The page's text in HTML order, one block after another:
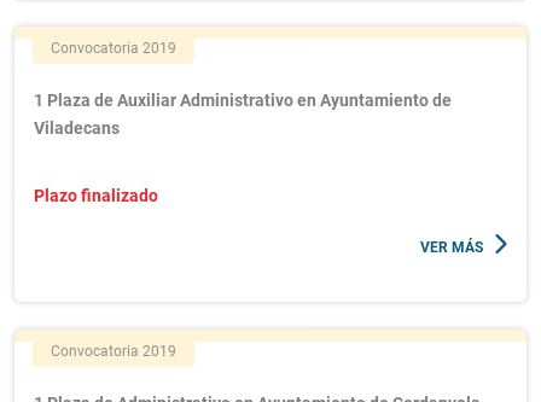
Convocatoria 2019
1 Plaza de Auxiliar Administrativo en Ayuntamiento de
Viladecans
Plazo finalizado
VER MÁS
Convocatoria 2019